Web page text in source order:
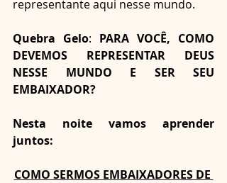
representante aqui nesse mundo.
Quebra Gelo: PARA VOCÊ, COMO
DEVEMOS REPRESENTAR DEUS
NESSE MUNDO E SER SEU
EMBAIXADOR?
Nesta noite vamos aprender
juntos:
COMO SERMOS EMBAIXADORES DE